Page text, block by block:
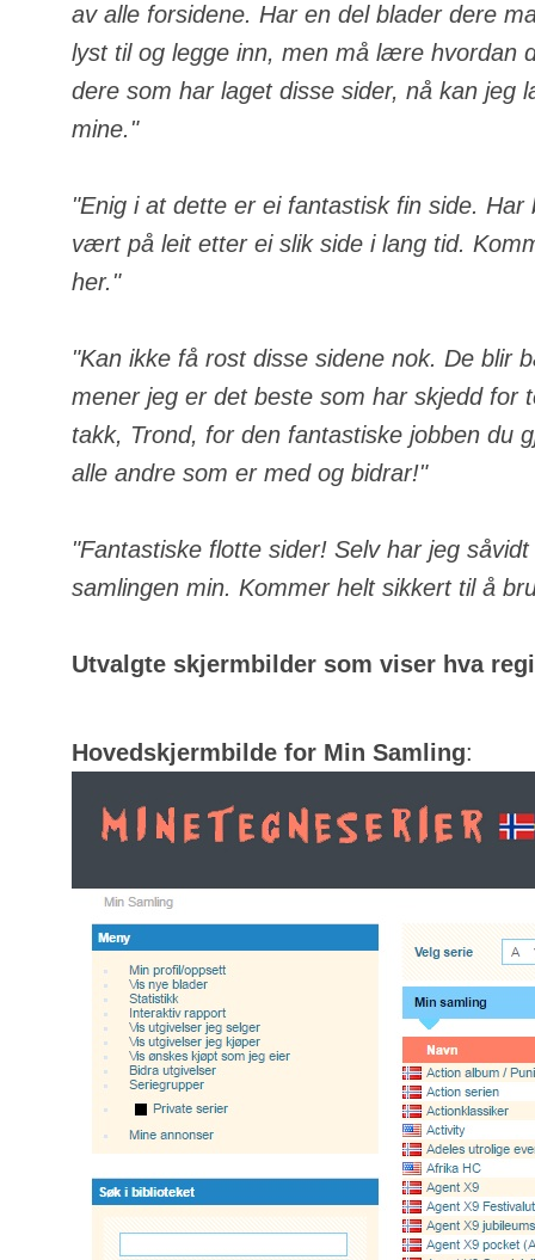
av alle forsidene. Har en del blader dere
lyst til og legge inn, men må lære hvordan
dere som har laget disse sider, nå kan jeg
mine."
"Enig i at dette er ei fantastisk fin side.
vært på leit etter ei slik side i lang tid.
her."
"Kan ikke få rost disse sidene nok. De blir
mener jeg er det beste som har skjedd for
takk, Trond, for den fantastiske jobben du
alle andre som er med og bidrar!"
"Fantastiske flotte sider! Selv har jeg
samlingen min. Kommer helt sikkert til å
Utvalgte skjermbilder som viser hva
Hovedskjermbilde for Min Samling: